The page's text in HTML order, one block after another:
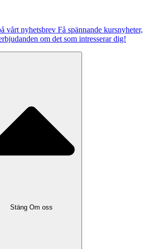
vårt ny­hets­brev Få spännande kursnyheter,
om det som intresserar dig!
Stäng Om oss